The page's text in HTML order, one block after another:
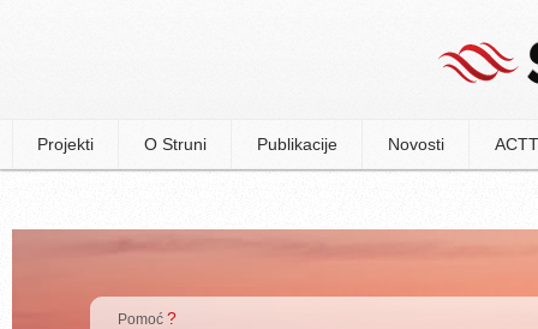
Projekti O Struni Publikacije Novosti
Pomoć ?